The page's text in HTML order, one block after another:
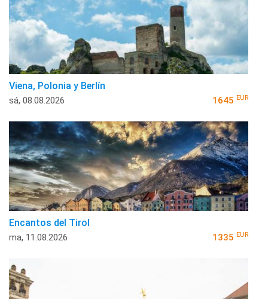
Viena, Polonia y Berlín
sá, 08.08.2026 1645 EUR
Encantos del Tirol
ma, 11.08.2026 1335 EUR